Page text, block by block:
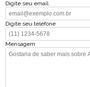
Digite seu email
Digite seu telefone
Mensagem